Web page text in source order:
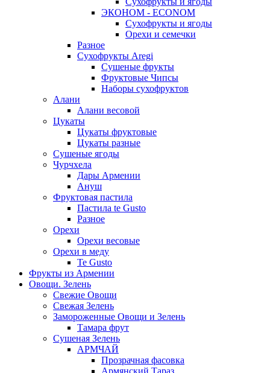
ЭКОНОМ - ECONOM
Сухофрукты и ягоды
Орехи и семечки
Разное
Сухофрукты Aregi
Сушеные фрукты
Фруктовые Чипсы
Наборы сухофруктов
Алани
Алани весовой
Цукаты
Цукаты фруктовые
Цукаты разные
Сушеные ягоды
Чурчхела
Дары Армении
Ануш
Фруктовая пастила
Пастила te Gusto
Разное
Орехи
Орехи весовые
Орехи в меду
Te Gusto
Фрукты из Армении
Овощи. Зелень
Свежие Овощи
Свежая Зелень
Замороженные Овощи и Зелень
Тамара фрут
Сушеная Зелень
АРМЧАЙ
Прозрачная фасовка
Армянский Тараз